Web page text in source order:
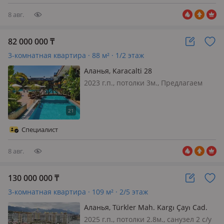
8 авг.
82 000 000₸
3-комнатная квартира · 88 м² · 1/2 этаж
Аланья, Karacalti 28
2023 г.п., потолки 3м., Предлагаем
Специалист
8 авг.
130 000 000₸
3-комнатная квартира · 109 м² · 2/5 этаж
Аланья, Türkler Mah. Kargı Çayı Cad.
No:10 Alanya /Antalya TÜRKİYE 10
2025 г.п., потолки 2.8м., санузел 2 с/у